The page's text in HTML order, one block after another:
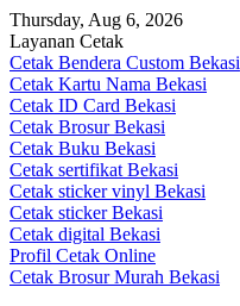
Skip
to
content
Thursday, Aug 6, 2026
Layanan Cetak
Cetak Bendera Custom Bekasi
Cetak Kartu Nama Bekasi
Cetak ID Card Bekasi
Cetak Brosur Bekasi
Cetak Buku Bekasi
Cetak sertifikat Bekasi
Cetak sticker vinyl Bekasi
Cetak sticker Bekasi
Cetak digital Bekasi
Profil Cetak Online
Cetak Brosur Murah Bekasi